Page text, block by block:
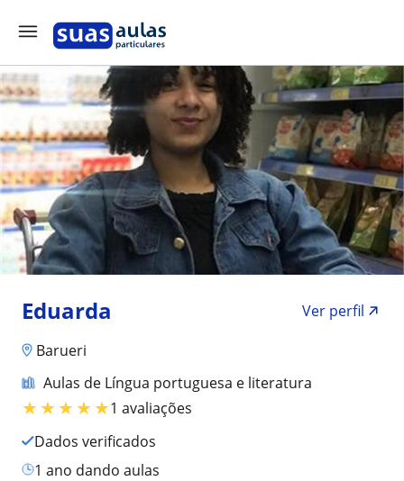
Eduarda
Ver perfil
Barueri
Aulas de Língua portuguesa e literatura
★★★★★1 avaliações
Dados verificados
1 ano dando aulas